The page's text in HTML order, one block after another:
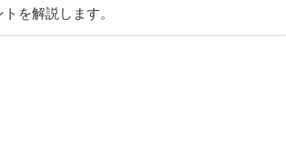
トを解説します。